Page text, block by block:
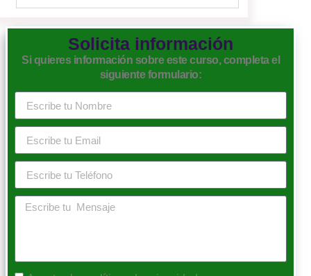
Solicita información
Si quieres información sobre este curso, completa el
siguiente formulario: